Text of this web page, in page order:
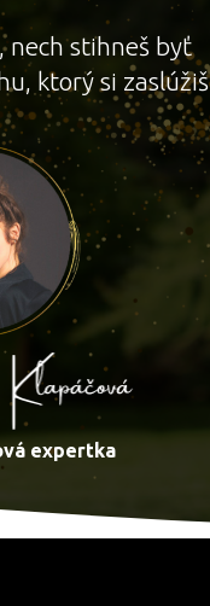
nech stihneš byť
ktorý si zaslúžiš
expertka